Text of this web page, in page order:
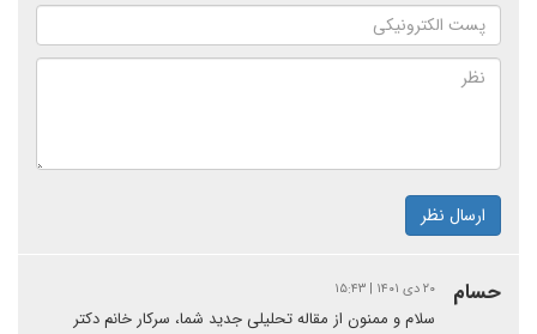
ارسال نظر
حسام ۲۰ دی ۱۴۰۱ | ۱۵:۴۳
سلام و ممنون از مقاله تحلیلی جدید شما، سرکار خانم دکتر